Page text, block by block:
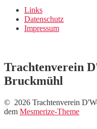
Links
Datenschutz
Impressum
Trachtenverein
Bruckmühl
© 2026 Trachtenverein
dem Mesmerize-Theme